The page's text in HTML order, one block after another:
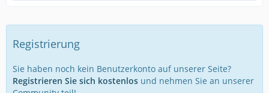
Registrierung
Sie haben noch kein Benutzerkonto auf unserer Seite?
Registrieren Sie sich kostenlos und nehmen Sie an unserer